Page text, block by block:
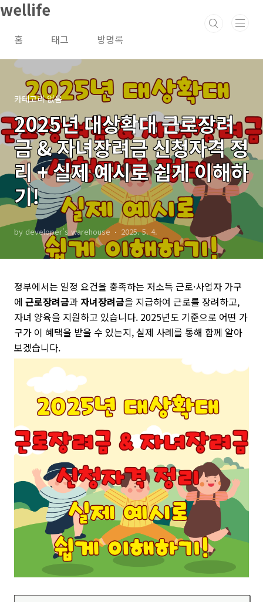
본문 바로가기
wellife
홈 태그 방명록
카테고리 없음
2025년 대상확대 근로장려
금 & 자녀장려금 신청자격 정
리 + 실제 예시로 쉽게 이해하
기!
by developer's warehouse 2025. 5. 4.
정부에서는 일정 요건을 충족하는 저소득 근로·사업자 가구
에 근로장려금과 자녀장려금을 지급하여 근로를 장려하고,
자녀 양육을 지원하고 있습니다. 2025년도 기준으로 어떤 가
구가 이 혜택을 받을 수 있는지, 실제 사례를 통해 함께 알아
보겠습니다.